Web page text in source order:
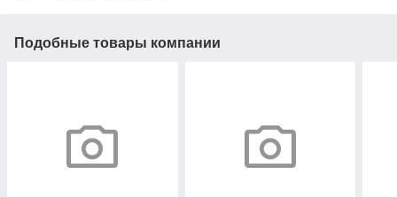
Подобные товары компании